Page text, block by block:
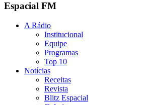
Espacial FM
A Rádio
Institucional
Equipe
Programas
Top 10
Notícias
Receitas
Revista
Blitz Espacial